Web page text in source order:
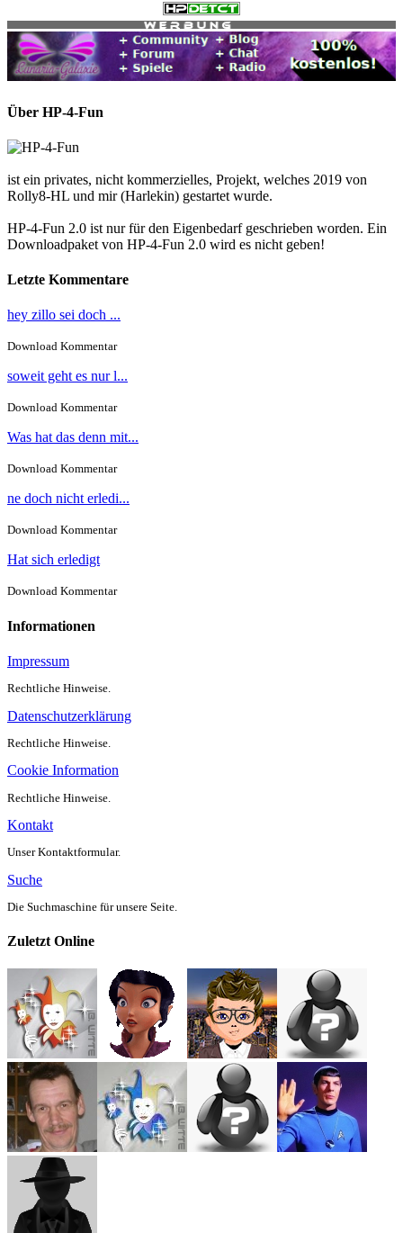
Über HP-4-Fun
ist ein privates, nicht kommerzielles, Projekt, welches 2019 von
Rolly8-HL und mir (Harlekin) gestartet wurde.
HP-4-Fun 2.0 ist nur für den Eigenbedarf geschrieben worden. Ein
Downloadpaket von HP-4-Fun 2.0 wird es nicht geben!
Letzte Kommentare
hey zillo sei doch ...
Download Kommentar
soweit geht es nur l...
Download Kommentar
Was hat das denn mit...
Download Kommentar
ne doch nicht erledi...
Download Kommentar
Hat sich erledigt
Download Kommentar
Informationen
Impressum
Rechtliche Hinweise.
Datenschutzerklärung
Rechtliche Hinweise.
Cookie Information
Rechtliche Hinweise.
Kontakt
Unser Kontaktformular.
Suche
Die Suchmaschine für unsere Seite.
Zuletzt Online